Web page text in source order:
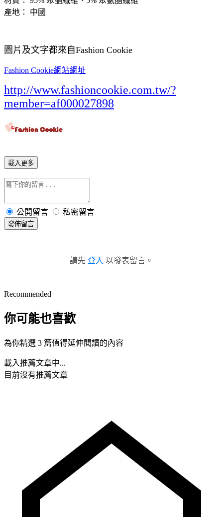
產地： 中國
圖片及文字都來自Fashion Cookie
Fashion Cookie網站網址
http://www.fashioncookie.com.tw/?
member=af000027898
載入更多
公開留言 私密留言
發佈留言
請先 登入 以發表留言。
Recommended
你可能也喜歡
為你精選 3 篇值得延伸閱讀的內容
載入推薦文章中...
目前沒有推薦文章